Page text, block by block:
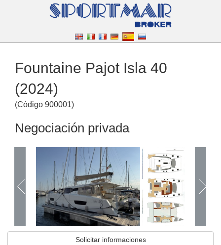
Fountaine Pajot Isla 40
(2024)
(Código 900001)
Negociación privada
Solicitar informaciones